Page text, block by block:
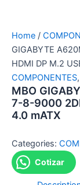
Home /
GIGABYTE
HDMI DP M.2
COMPONENTES,
MBO
7-8-9000
4.0 mATX
Categories:
Cotizar